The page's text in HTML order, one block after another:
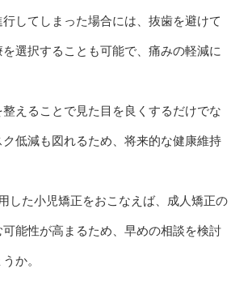
してしまった場合には、抜歯を避けて
選択することも可能で、痛みの軽減に
えることで見た目を良くするだけでな
低減も図れるため、将来的な健康維持
した小児矯正をおこなえば、成人矯正の
能性が高まるため、早めの相談を検討
か。